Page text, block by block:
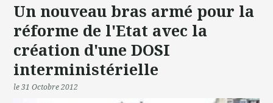
Un nouveau bras armé pour la
réforme de l'Etat avec la
création d'une DOSI
interministérielle
le 31 Octobre 2012